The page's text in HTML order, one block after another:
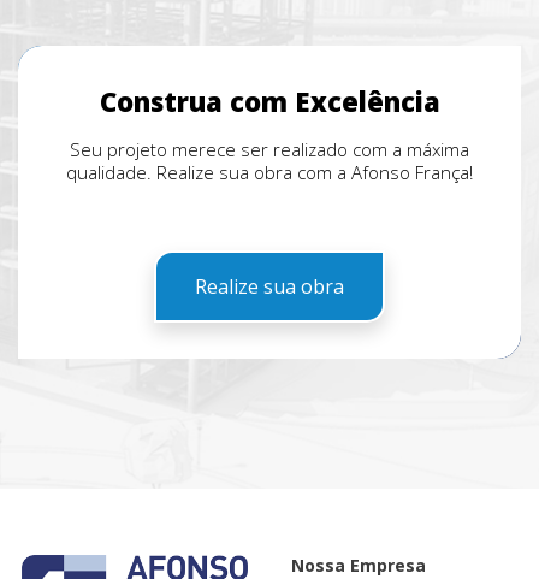
Construa com Excelência
Seu projeto merece ser realizado com a máxima
qualidade. Realize sua obra com a Afonso França!
Realize sua obra
Nossa Empresa